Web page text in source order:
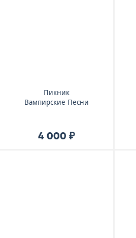
Пикник
Вампирские Песни
4 000 ₽